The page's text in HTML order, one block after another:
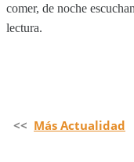
comer, de noche
lectura.
<< Más Actualidad